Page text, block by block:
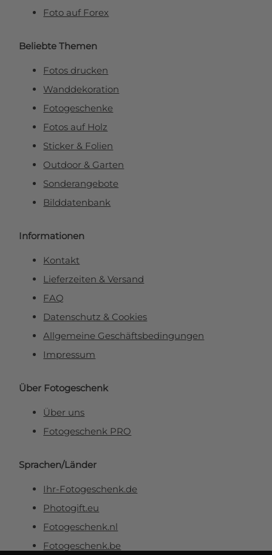
Foto auf Forex
Beliebte Themen
Fotos drucken
Wanddekoration
Fotogeschenke
Fotos auf Holz
Sticker & Folien
Outdoor & Garten
Sonderangebote
Bilddatenbank
Informationen
Kontakt
Lieferzeiten & Versand
FAQ
Datenschutz & Cookies
Allgemeine Geschäftsbedingungen
Impressum
Über Fotogeschenk
Über uns
Fotogeschenk PRO
Sprachen/Länder
Ihr-Fotogeschenk.de
Photogift.eu
Fotogeschenk.nl
Fotogeschenk.be